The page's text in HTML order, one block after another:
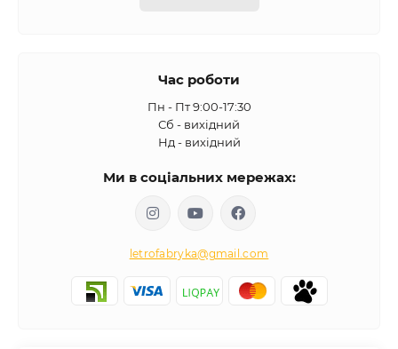
Час роботи
Пн - Пт 9:00-17:30
Сб - вихідний
Нд - вихідний
Ми в соціальних мережах:
letrofabryka@gmail.com